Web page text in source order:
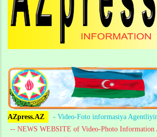
AZpress.AZ
- Video-Foto informasiya
-- NEWS WEBSITE of Video-Photo Information